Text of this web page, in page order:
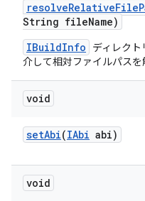
resolveRelativeFile
String fileName)
IBuildInfo
ディレク
介して相対ファイルパスを
void
setAbi(IAbi abi)
void